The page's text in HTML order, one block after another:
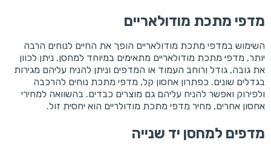
מדפי מתכת מודולאריים
השימוש במדפי מתכת מודולאריים הופך את החיים לנוחים הרבה
יותר, מדפי מתכת מודולאריים מתאימים במיוחד למחסן. ניתן לכוון
את גובה, גודל ורוחב העמוד או המדפים וניתן להניח עליהם מגירות
בגדלים שונים. כפתרון אחסון קל, מדפי מתכת נוחים להרכבה
ולפירוק ואפשר להניח עליהם גם מוצרים כבדים. בהשוואה למחירי
אחסון אחרים, מחיר מדפי מתכת מודולריים הוא יחסית זול.
מדפים למחסן יד שנייה